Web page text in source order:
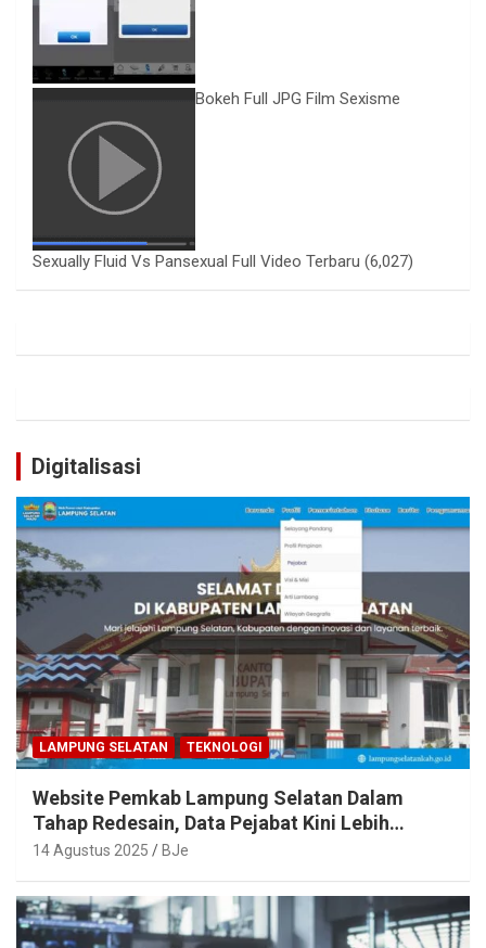
Bokeh Full JPG Film Sexisme
Sexually Fluid Vs Pansexual Full Video Terbaru (6,027)
Digitalisasi
LAMPUNG SELATAN TEKNOLOGI
Website Pemkab Lampung Selatan Dalam
Tahap Redesain, Data Pejabat Kini Lebih
Mudah Diakses
14 Agustus 2025 BJe